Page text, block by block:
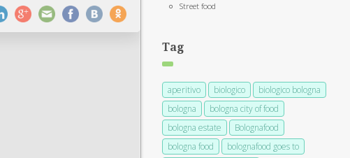
Street food
Tag
aperitivo biologico
biologico bologna
bologna
bologna city of food
bologna estate
Bolognafood
bologna food
bolognafood goes to